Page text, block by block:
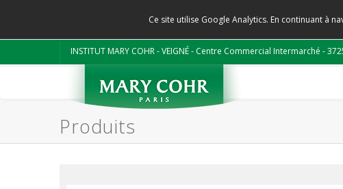
Ce site utilise Google Analytics. En continuant à
INSTITUT MARY COHR - VEIGNÉ - Centre Commercial Intermarché -
Produits